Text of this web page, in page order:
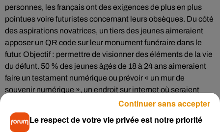
personnes, les français ont des exigences de plus en plus
pointues voire futuristes concernant leurs obsèques. Du côté
des aspirations novatrices, un tiers des jeunes aimeraient
apposer un QR code sur leur monument funéraire dans le
futur. Objectif : permettre de visionner des éléments de la vie
du défunt. 50 % des jeunes âgés de 18 à 24 ans aimeraient
faire un testament numérique ou prévoir « un mur de
souvenir numérique », un endroit sur internet où seraient
regroupés les souvenirs de la personne décédée.
Une mort… écolo ?
Le respect de votre vie privée est notre priorité
Continuer sans accepter